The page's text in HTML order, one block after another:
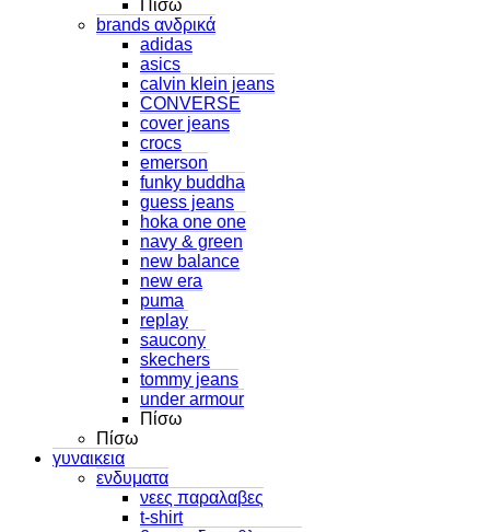
Πίσω
brands ανδρικά
adidas
asics
calvin klein jeans
CONVERSE
cover jeans
crocs
emerson
funky buddha
guess jeans
hoka one one
navy & green
new balance
new era
puma
replay
saucony
skechers
tommy jeans
under armour
Πίσω
Πίσω
γυναικεια
ενδυματα
νεες παραλαβες
t-shirt